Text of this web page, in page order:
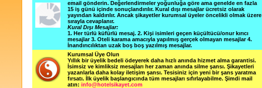
email gönderin. Değerlendirmeler yoğunluğa göre ama genelde en fazla
15 iş günü içinde sonuçlandırılır. Kural dışı mesajlar ücretsiz olarak
yayından kaldırılır. Ancak şikayetler kurumsal üyeler öncelikli olmak üzere
sırayla cevaplanır.
Kural Dışı Mesajlar:
1. Her türlü küfürlü mesaj. 2. Kişi isimleri geçen küçültücü/onur kırıcı
mesajlar 3. Oteli karama amacıyla yapılmış gerçek olmayan mesajlar 4.
İnandırıcılıktan uzak boş boş yazılmış mesajlar.
Kurumsal Üye Olun
Yıllık bir üyelik bedeli ödeyerek daha hızlı anında hizmet alma garantisi.
İsimsiz ve kimliksiz mesajları her zaman anında silme şansı. Şikayetleri
yazanlarla daha kolay iletişim şansı. Tesisiniz için yeni bir şans yaratma
fırsatı. İlk üyelik başlangıcında tüm mesajları sıfırlayabilme. Şimdi mail
atın: info@hotelsikayet.com